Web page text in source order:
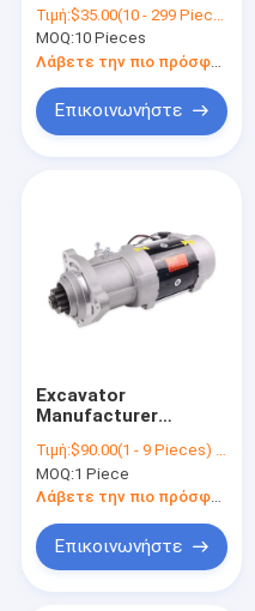
Assembly
8982220182 For
Isuzu 4HF1 Truck
Parts
Τιμή:$35.00(10 - 299 Pieces) $30.00(>=300 Pieces)
MOQ:10 Pieces
Λάβετε την πιο πρόσφατη τιμή
Επικοινωνήστε
Excavator
Manufacturer
Engine Car Auto
Starter Motor 6D114
228000-4992
Τιμή:$90.00(1 - 9 Pieces) $60.00(>=10 Pieces)
MOQ:1 Piece
Λάβετε την πιο πρόσφατη τιμή
Επικοινωνήστε